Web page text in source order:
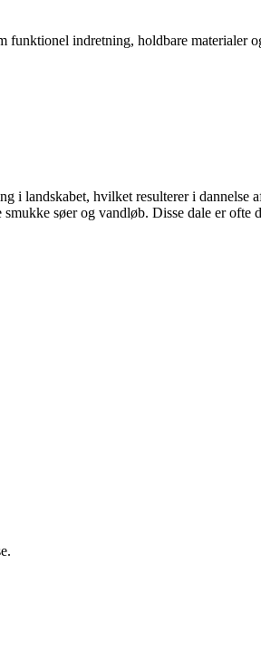
indretning, holdbare materialer
i landskabet, hvilket resulterer i
søer og vandløb. Disse dale er